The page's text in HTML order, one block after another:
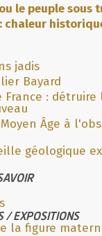
le peuple sous
chaleur
jadis
Bayard
: détruire
Âge à
géologique
/ EXPOSITIONS
la figure